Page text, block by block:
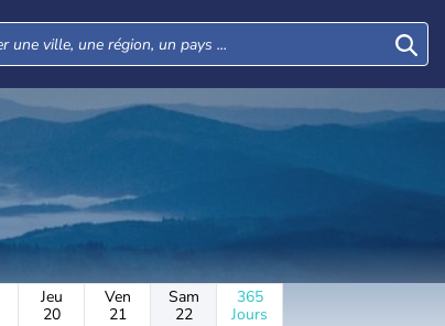
Jeu
20
Ven
21
Sam
22
365
Jours